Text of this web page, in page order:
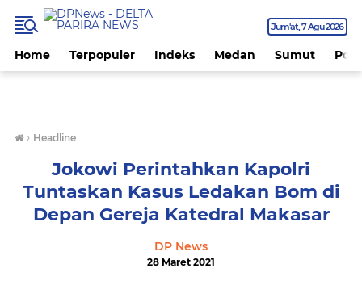
Jum'at 7 Agu 2026
Home Terpopuler Indeks Medan Sumut
› Headline
Jokowi Perintahkan Kapolri
Tuntaskan Kasus Ledakan Bom di
Depan Gereja Katedral Makasar
DP News
28 Maret 2021